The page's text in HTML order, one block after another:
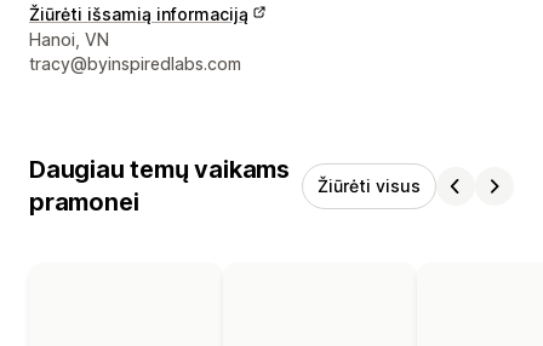
Žiūrėti išsamią informaciją
Kūrėjo kontaktiniai duomenys
Hanoi, VN
tracy@byinspiredlabs.com
Daugiau temų vaikams
pramonei
Žiūrėti visus